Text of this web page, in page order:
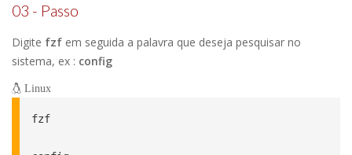
03 - Passo
Digite fzf em seguida a palavra que deseja pesquisar no
sistema, ex : config
Linux
fzf